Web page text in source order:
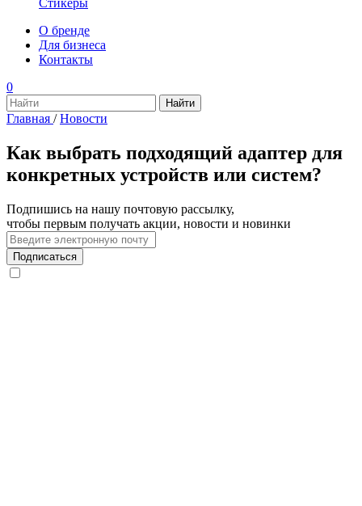
Стикеры
О бренде
Для бизнеса
Контакты
0
Главная / Новости
Как выбрать подходящий адаптер для
конкретных устройств или систем?
Подпишись на нашу почтовую рассылку,
чтобы первым получать акции, новости и новинки
Подписаться